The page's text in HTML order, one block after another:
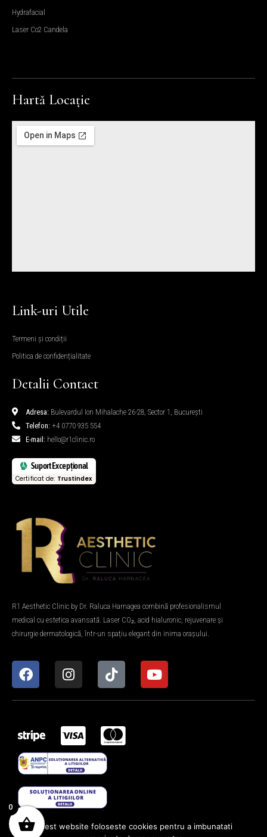
Hydrafacial
Laser Co2 Candela
R1 Aesthetic Clinic by Dr. Raluca Harnagea combină profesionalismul
medical cu estetica avansată. Laser CO₂, acid hialuronic, rejuvenare și
chirurgie dermatologică, într-un spațiu elegant din inima orașului.
Link-uri Utile
Termeni și condiții
Politica de confidențialitate
Detalii Contact
Adresa:Bulevardul Ion Mihalache 26-28, Sector 1, București
Telefon:+4 0770 935 554
E-mail: hello@r1clinic.ro
Suport Excepțional
Certificat de: Trustindex
Hartă Locație
Copyright © 2026 R1 Aesthetic Clinic. Toate drepturile sunt
0
Acest website foloseste cookies pentru a imbunatati